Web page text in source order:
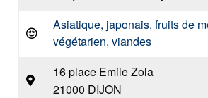
Asiatique, japonais, fruits de
végétarien, viandes
16 place Emile Zola
21000 DIJON